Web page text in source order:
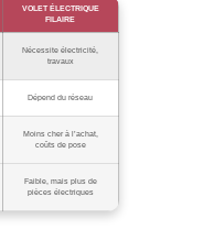
VOLET ÉLECTRIQUE
FILAIRE
Nécessite électricité,
travaux
Dépend du réseau
Moins cher à l’achat,
coûts de pose
Faible, mais plus de
pièces électriques